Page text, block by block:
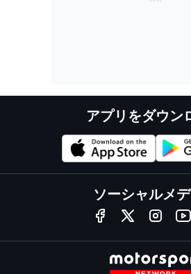
アプリをダウン
ソーシャルメ